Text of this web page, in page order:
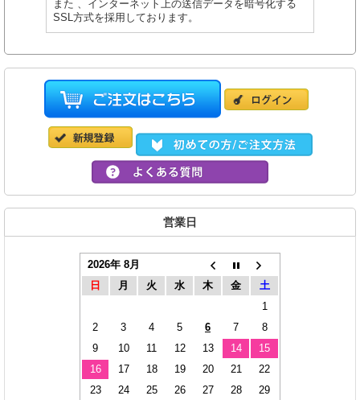
また 、インターネット上の送信データを暗号化する
SSL方式を採用しております。
営業日
2026年 8月
日
月 火 水 木 金
土
1
2
3 4 5 6 7
8
9
10 11 12 13 14
15
16
17 18 19 20 21
22
23
24 25 26 27 28
29